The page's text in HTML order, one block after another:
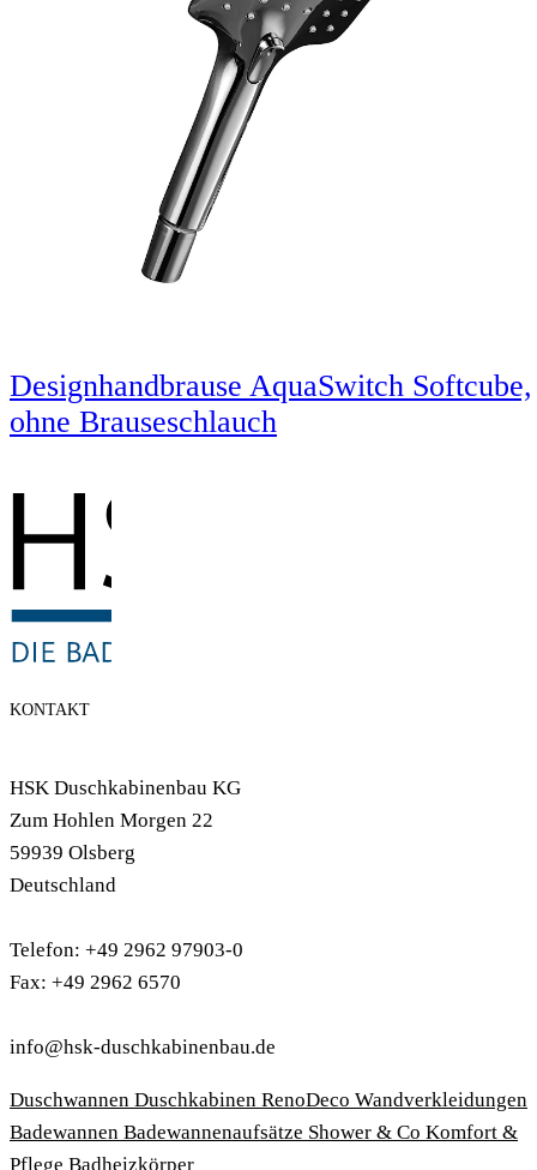
Designhandbrause AquaSwitch Softcube,
ohne Brauseschlauch
KONTAKT
HSK Duschkabinenbau KG
Zum Hohlen Morgen 22
59939 Olsberg
Deutschland
Telefon: +49 2962 97903-0
Fax: +49 2962 6570
info@hsk-duschkabinenbau.de
Duschwannen Duschkabinen RenoDeco Wandverkleidungen
Badewannen Badewannenaufsätze Shower & Co Komfort &
Pflege Badheizkörper